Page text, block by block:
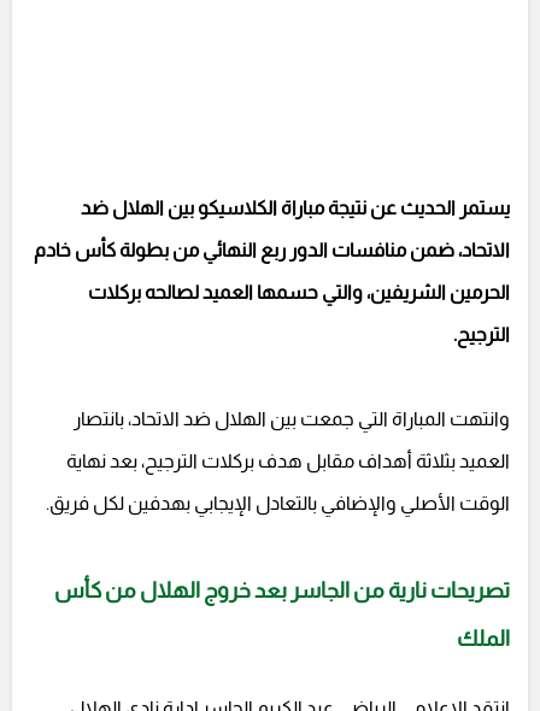
يستمر الحديث عن نتيجة مباراة الكلاسيكو بين الهلال ضد
الاتحاد، ضمن منافسات الدور ربع النهائي من بطولة كأس خادم
الحرمين الشريفين، والتي حسمها العميد لصالحه بركلات
الترجيح.
وانتهت المباراة التي جمعت بين الهلال ضد الاتحاد، بانتصار
العميد بثلاثة أهداف مقابل هدف بركلات الترجيح، بعد نهاية
الوقت الأصلي والإضافي بالتعادل الإيجابي بهدفين لكل فريق.
تصريحات نارية من الجاسر بعد خروج الهلال من كأس
الملك